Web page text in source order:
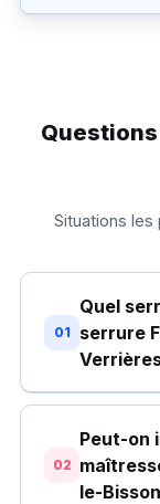
Situations les
01
Quel
serrure
02
Peut-on
le-